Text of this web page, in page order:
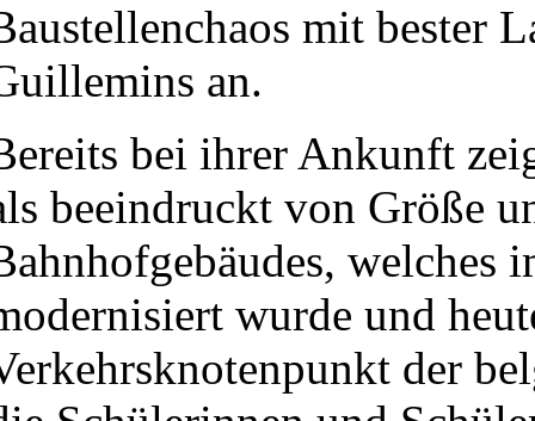
mit bester
an.
bei ihrer Ankunft
beeindruckt von Größe
welches
wurde und
der